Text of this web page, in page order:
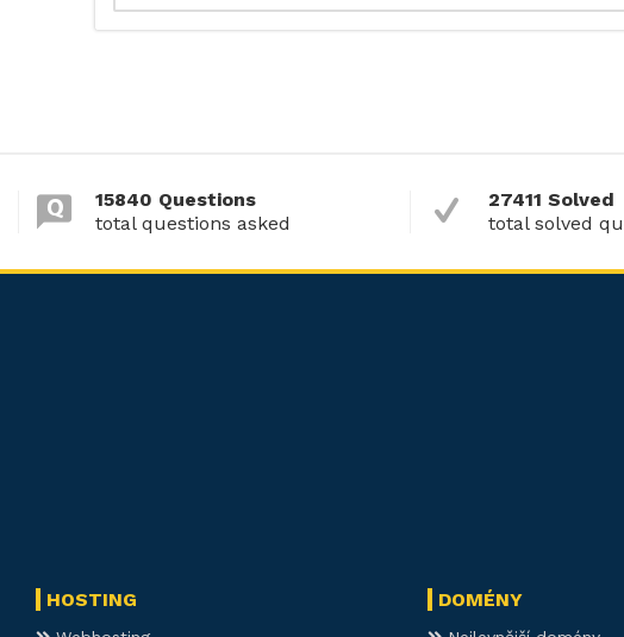
15840 Questions
total questions asked
27411 Solved
total solved
HOSTING DOMÉNY